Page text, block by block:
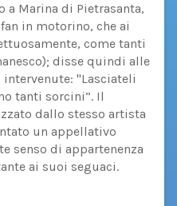
a Marina di Pietrasanta,
in motorino, che ai
come tanti
disse quindi alle
"Lasciateli
tanti sorcini”. Il
dallo stesso artista
un appellativo
senso di appartenenza
ai suoi seguaci.